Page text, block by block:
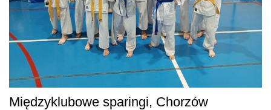
Międzyklubowe sparingi, Chorzów